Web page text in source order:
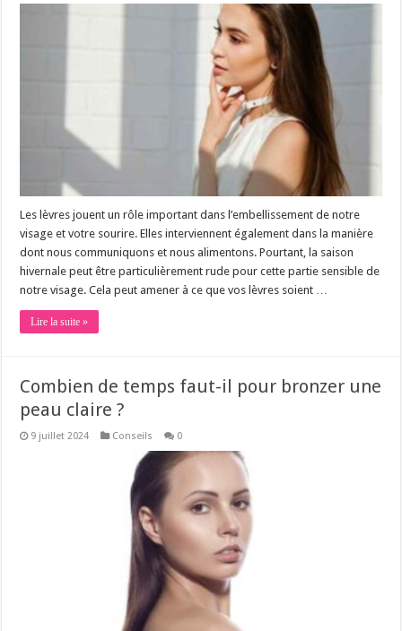
Les lèvres jouent un rôle important dans l’embellissement de notre
visage et votre sourire. Elles interviennent également dans la manière
dont nous communiquons et nous alimentons. Pourtant, la saison
hivernale peut être particulièrement rude pour cette partie sensible de
notre visage. Cela peut amener à ce que vos lèvres soient …
Lire la suite »
Combien de temps faut-il pour bronzer une
peau claire ?
9 juillet 2024 Conseils 0